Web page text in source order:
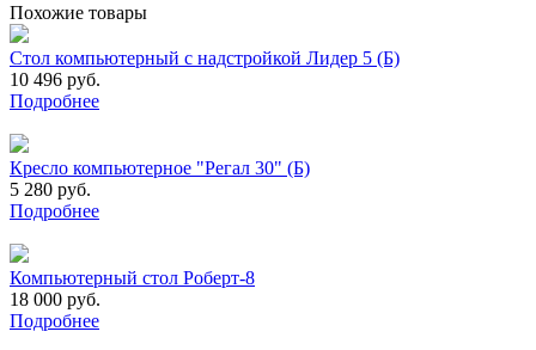
Похожие товары
Стол компьютерный с надстройкой Лидер 5 (Б)
10 496 руб.
Подробнее
Кресло компьютерное "Регал 30" (Б)
5 280 руб.
Подробнее
Компьютерный стол Роберт-8
18 000 руб.
Подробнее